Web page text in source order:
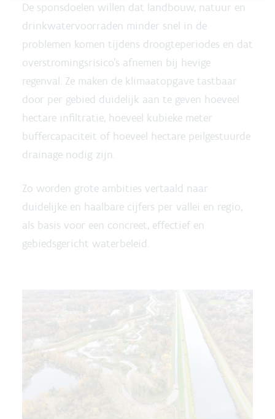
De sponsdoelen willen dat landbouw, natuur en
drinkwatervoorraden minder snel in de
problemen komen tijdens droogteperiodes en dat
overstromingsrisico’s afnemen bij hevige
regenval. Ze maken de klimaatopgave tastbaar
door per gebied duidelijk aan te geven hoeveel
hectare infiltratie, hoeveel kubieke meter
buffercapaciteit of hoeveel hectare peilgestuurde
drainage nodig zijn.
Zo worden grote ambities vertaald naar
duidelijke en haalbare cijfers per vallei en regio,
als basis voor een concreet, effectief en
gebiedsgericht waterbeleid.